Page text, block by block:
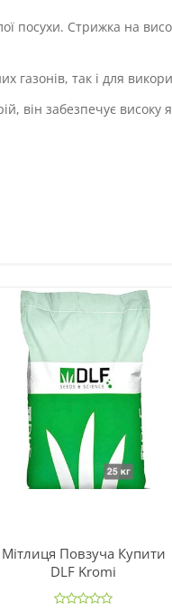
посухи. Стрижка на
газонів, так і для
він забезпечує високу
Мітлиця Повзуча Купити
DLF Kromi